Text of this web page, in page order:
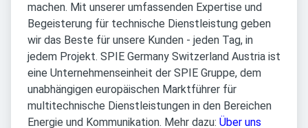
machen. Mit unserer umfassenden Expertise und
Begeisterung für technische Dienstleistung geben
wir das Beste für unsere Kunden - jeden Tag, in
jedem Projekt. SPIE Germany Switzerland Austria ist
eine Unternehmenseinheit der SPIE Gruppe, dem
unabhängigen europäischen Marktführer für
multitechnische Dienstleistungen in den Bereichen
Energie und Kommunikation. Mehr dazu: Über uns